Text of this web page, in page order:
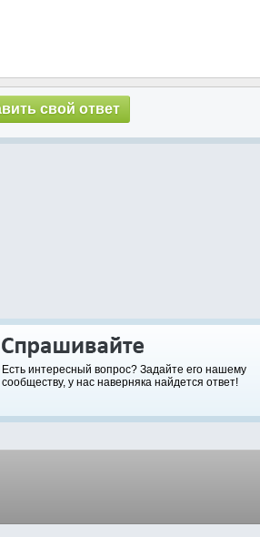
Есть интересный вопрос? Задайте его нашему
сообществу, у нас наверняка найдется ответ!